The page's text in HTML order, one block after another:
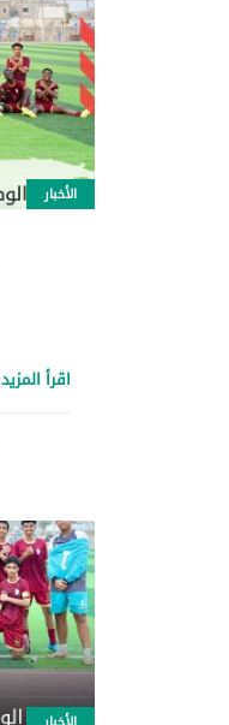
الأخبار
اقرأ المزيد